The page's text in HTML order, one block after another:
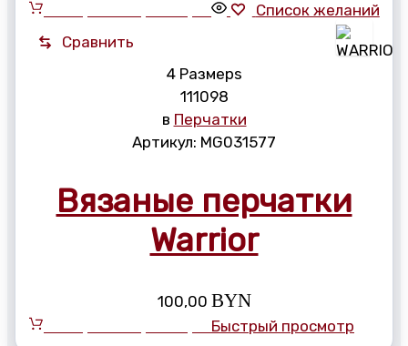
Список желаний
Сравнить
4 Размерs
111098
в Перчатки
Артикул: MG031577
Вязаные перчатки
Warrior
100,00 BYN
Быстрый просмотр